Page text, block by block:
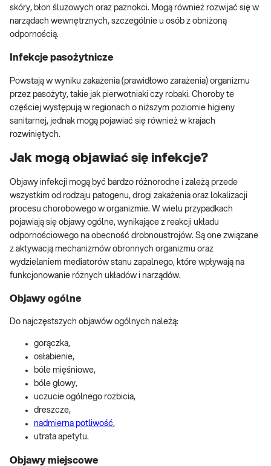
skóry, błon śluzowych oraz paznokci. Mogą również rozwijać się w
narządach wewnętrznych, szczególnie u osób z obniżoną
odpornością.
Infekcje pasożytnicze
Powstają w wyniku zakażenia (prawidłowo zarażenia) organizmu
przez pasożyty, takie jak pierwotniaki czy robaki. Choroby te
częściej występują w regionach o niższym poziomie higieny
sanitarnej, jednak mogą pojawiać się również w krajach
rozwiniętych.
Jak mogą objawiać się infekcje?
Objawy infekcji mogą być bardzo różnorodne i zależą przede
wszystkim od rodzaju patogenu, drogi zakażenia oraz lokalizacji
procesu chorobowego w organizmie. W wielu przypadkach
pojawiają się objawy ogólne, wynikające z reakcji układu
odpornościowego na obecność drobnoustrojów. Są one związane
z aktywacją mechanizmów obronnych organizmu oraz
wydzielaniem mediatorów stanu zapalnego, które wpływają na
funkcjonowanie różnych układów i narządów.
Objawy ogólne
Do najczęstszych objawów ogólnych należą:
gorączka,
osłabienie,
bóle mięśniowe,
bóle głowy,
uczucie ogólnego rozbicia,
dreszcze,
nadmierna potliwość,
utrata apetytu.
Objawy miejscowe